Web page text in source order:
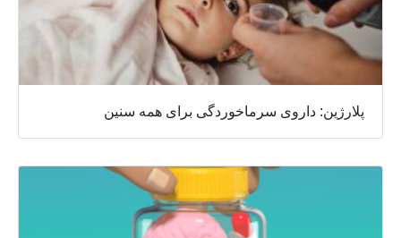
پلارژین: داروی سرماخوردگی برای همه سنین